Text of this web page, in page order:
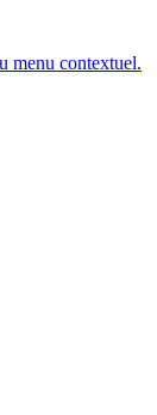
menu contextuel.